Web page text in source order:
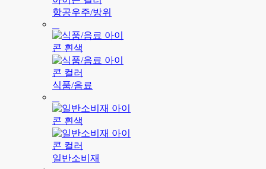
항공우주/방위
식품/음료
일반소비재